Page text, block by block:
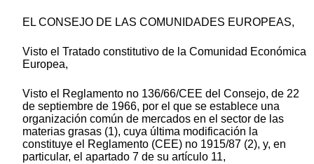
EL CONSEJO DE LAS COMUNIDADES EUROPEAS,
Visto el Tratado constitutivo de la Comunidad Económica
Europea,
Visto el Reglamento no 136/66/CEE del Consejo, de 22
de septiembre de 1966, por el que se establece una
organización común de mercados en el sector de las
materias grasas (1), cuya última modificación la
constituye el Reglamento (CEE) no 1915/87 (2), y, en
particular, el apartado 7 de su artículo 11,